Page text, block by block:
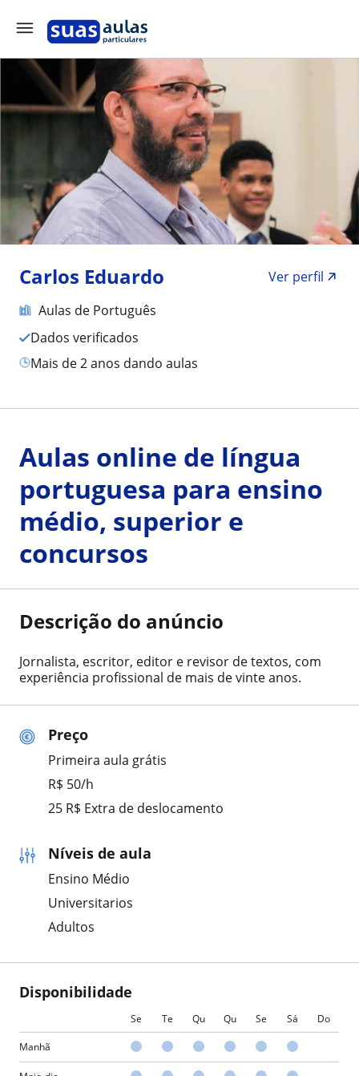
Carlos Eduardo
Ver perfil
Aulas de Português
Dados verificados
mais de 2 anos dando aulas
Preço
Primeira aula grátis
R$ 50/h
25 R$ Extra de deslocamento
Níveis de aula
Ensino Médio
Universitarios
Adultos
Disponibilidade
Se Te Qu Qu Se Sá Do
Manhã
Aulas online de língua
portuguesa para ensino
médio, superior e
concursos
Descrição do anúncio
Jornalista, escritor, editor e revisor de textos, com
experiência profissional de mais de vinte anos.